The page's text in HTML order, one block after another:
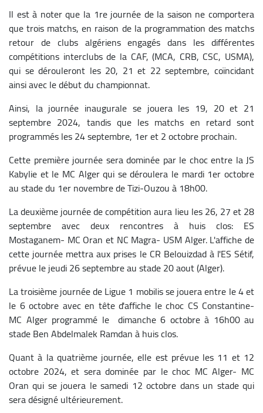
Il est à noter que la 1re journée de la saison ne comportera
que trois matchs, en raison de la programmation des matchs
retour de clubs algériens engagés dans les différentes
compétitions interclubs de la CAF, (MCA, CRB, CSC, USMA),
qui se dérouleront les 20, 21 et 22 septembre, coïncidant
ainsi avec le début du championnat.
Ainsi, la journée inaugurale se jouera les 19, 20 et 21
septembre 2024, tandis que les matchs en retard sont
programmés les 24 septembre, 1er et 2 octobre prochain.
Cette première journée sera dominée par le choc entre la JS
Kabylie et le MC Alger qui se déroulera le mardi 1er octobre
au stade du 1er novembre de Tizi-Ouzou à 18h00.
La deuxième journée de compétition aura lieu les 26, 27 et 28
septembre avec deux rencontres à huis clos: ES
Mostaganem- MC Oran et NC Magra- USM Alger. L'affiche de
cette journée mettra aux prises le CR Belouizdad à l'ES Sétif,
prévue le jeudi 26 septembre au stade 20 aout (Alger).
La troisième journée de Ligue 1 mobilis se jouera entre le 4 et
le 6 octobre avec en tête d'affiche le choc CS Constantine-
MC Alger programmé le dimanche 6 octobre à 16h00 au
stade Ben Abdelmalek Ramdan à huis clos.
Quant à la quatrième journée, elle est prévue les 11 et 12
octobre 2024, et sera dominée par le choc MC Alger- MC
Oran qui se jouera le samedi 12 octobre dans un stade qui
sera désigné ultérieurement.